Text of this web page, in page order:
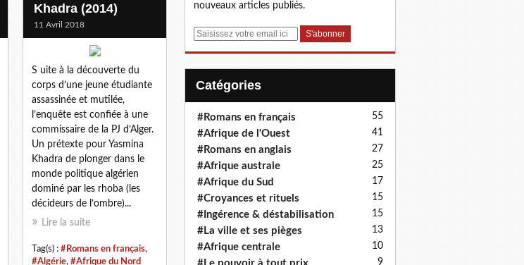
Khadra (2014)
11 Avril 2018
S uite à la découverte du
corps d’une jeune étudiante
assassinée et mutilée,
l’enquête est confiée à une
commissaire de la PJ d’Alger.
Un prétexte pour Yasmina
Khadra de plonger dans le
monde politique algérien
dominé par les rhoba (les
décideurs de l’ombre)...
Lire la suite
Tag(s) : #Romans en français,
#Algérie, #Afrique du Nord
nouveaux articles publiés.
E
Catégories
#Romans en français 55
#Afrique de l'Ouest 41
#Romans en anglais 27
#Afrique australe 25
#Afrique du Sud 17
#Croyances et rituels 15
#Ingérence & déstabilisation 15
#La ville et ses pièges 13
#Afrique centrale 10
9